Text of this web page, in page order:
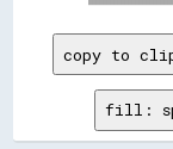
copy to
fill: